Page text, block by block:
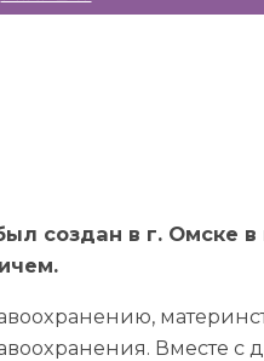
создан в г. Омске в
Вместе с